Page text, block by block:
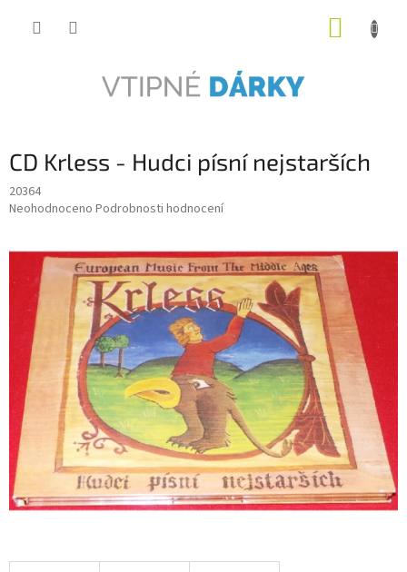
CD Krless - Hudci písní nejstarších
20364
Průměrné
hvězdiček.
Neohodnoceno Podrobnosti hodnocení